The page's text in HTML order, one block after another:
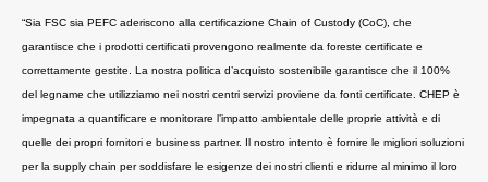
“Sia FSC sia PEFC aderiscono alla certificazione Chain of Custody (CoC), che
garantisce che i prodotti certificati provengono realmente da foreste certificate e
correttamente gestite. La nostra politica d’acquisto sostenibile garantisce che il 100%
del legname che utilizziamo nei nostri centri servizi proviene da fonti certificate. CHEP è
impegnata a quantificare e monitorare l’impatto ambientale delle proprie attività e di
quelle dei propri fornitori e business partner. Il nostro intento è fornire le migliori soluzioni
per la supply chain per soddisfare le esigenze dei nostri clienti e ridurre al minimo il loro